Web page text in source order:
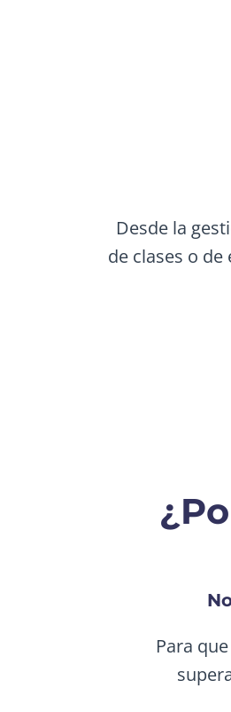
Desde la
de clases o
Para